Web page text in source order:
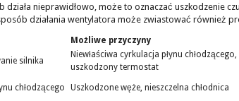
działa nieprawidłowo, może to oznaczać uszkodzenie
działania wentylatora może zwiastować również
Możliwe przyczyny
silnika
Niewłaściwa cyrkulacja płynu chłodzącego,
uszkodzony termostat
chłodzącego Uszkodzone węże, nieszczelna chłodnica